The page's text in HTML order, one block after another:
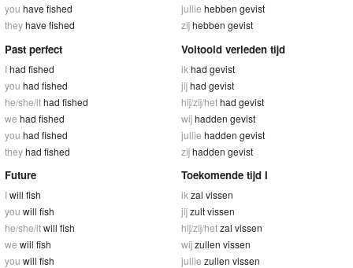
you have fished
theyhave fished
jullie hebben gevist
zijhebben gevist
Past perfect
Ihad fished
you had fished
he/she/ithad fished
we had fished
you had fished
theyhad fished
Voltooid verleden tijd
ik had gevist
jijhad gevist
hij/zij/hethad gevist
wijhadden gevist
jullie hadden gevist
zijhadden gevist
Future
Iwill fish
you will fish
he/she/itwill fish
we will fish
you will fish
Toekomende tijd I
ik zal vissen
jijzult vissen
hij/zij/hetzal vissen
wijzullen vissen
jullie zullen vissen